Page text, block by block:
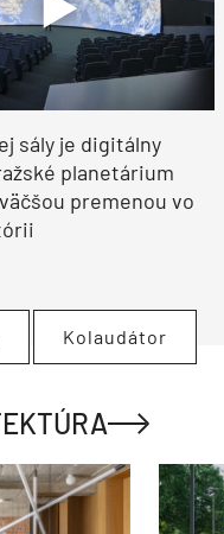
sály je digitálny
planetárium
premenou vo
Kolaudátor